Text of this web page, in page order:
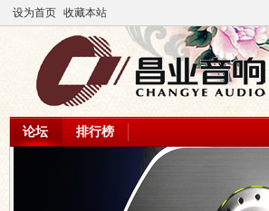
设为首页 收藏本站
论坛 排行榜